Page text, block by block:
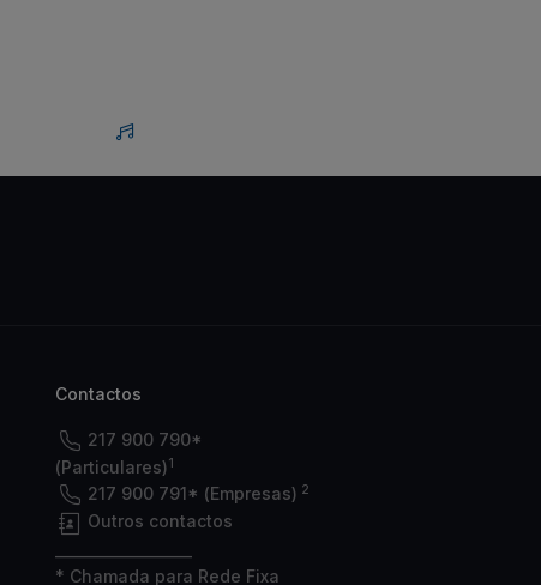
Contactos
217 900 790*
(Particulares)1
217 900 791* (Empresas) 2
Outros contactos
* Chamada para Rede Fixa